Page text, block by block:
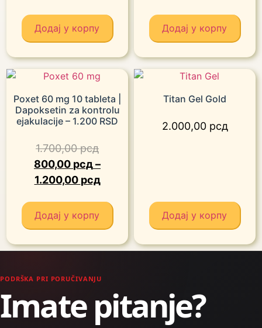
Додај у корпу Додај у корпу
Poxet 60 mg 10 tableta |
Dapoksetin za kontrolu
ejakulacije – 1.200 RSD
1.700,00рсд
800,00 рсд–
1.200,00 рсд
Додај у корпу
Titan Gel Gold
2.000,00 рсд
Додај у корпу
PODRŠKA PRI PORUČIVANJU
Imate pitanje?